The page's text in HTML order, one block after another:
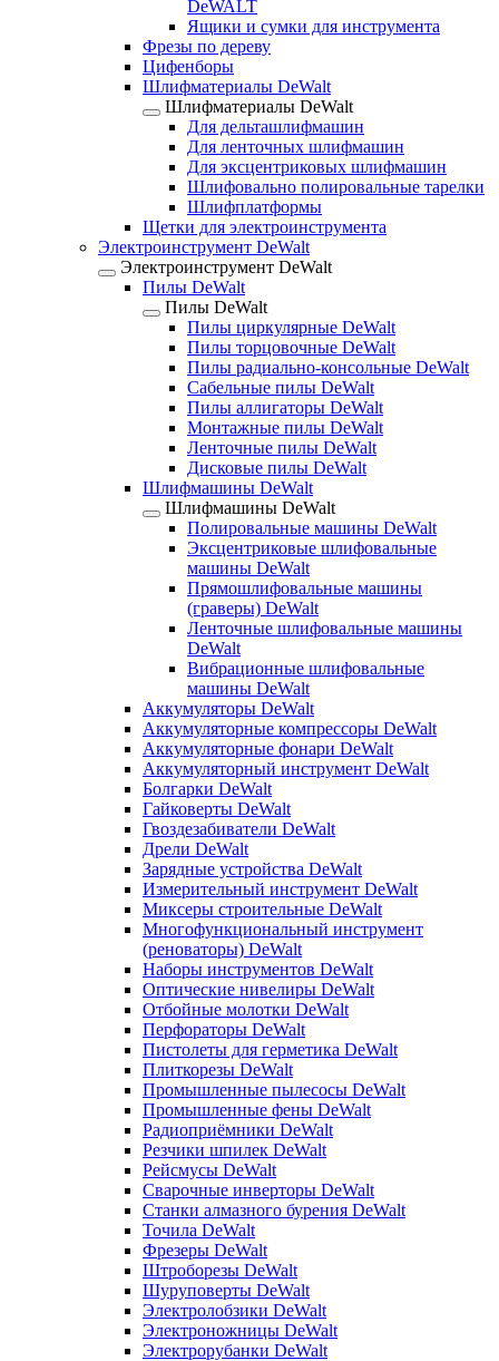
DeWALT
Ящики и сумки для инструмента
Фрезы по дереву
Цифенборы
Шлифматериалы DeWalt
Шлифматериалы DeWalt
Для дельташлифмашин
Для ленточных шлифмашин
Для эксцентриковых шлифмашин
Шлифовально полировальные тарелки
Шлифплатформы
Щетки для электроинструмента
Электроинструмент DeWalt
Электроинструмент DeWalt
Пилы DeWalt
Пилы DeWalt
Пилы циркулярные DeWalt
Пилы торцовочные DeWalt
Пилы радиально-консольные DeWalt
Сабельные пилы DeWalt
Пилы аллигаторы DeWalt
Монтажные пилы DeWalt
Ленточные пилы DeWalt
Дисковые пилы DeWalt
Шлифмашины DeWalt
Шлифмашины DeWalt
Полировальные машины DeWalt
Эксцентриковые шлифовальные
машины DeWalt
Прямошлифовальные машины
(граверы) DeWalt
Ленточные шлифовальные машины
DeWalt
Вибрационные шлифовальные
машины DeWalt
Аккумуляторы DeWalt
Аккумуляторные компрессоры DeWalt
Аккумуляторные фонари DeWalt
Аккумуляторный инструмент DeWalt
Болгарки DeWalt
Гайковерты DeWalt
Гвоздезабиватели DeWalt
Дрели DeWalt
Зарядные устройства DeWalt
Измерительный инструмент DeWalt
Миксеры строительные DeWalt
Многофункциональный инструмент
(реноваторы) DeWalt
Наборы инструментов DeWalt
Оптические нивелиры DeWalt
Отбойные молотки DeWalt
Перфораторы DeWalt
Пистолеты для герметика DeWalt
Плиткорезы DeWalt
Промышленные пылесосы DeWalt
Промышленные фены DeWalt
Радиоприёмники DeWalt
Резчики шпилек DeWalt
Рейсмусы DeWalt
Сварочные инверторы DeWalt
Станки алмазного бурения DeWalt
Точила DeWalt
Фрезеры DeWalt
Штроборезы DeWalt
Шуруповерты DeWalt
Электролобзики DeWalt
Электроножницы DeWalt
Электрорубанки DeWalt